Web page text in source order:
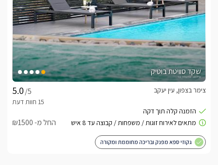
שקד סוויטת בוטיק
/5
צימר בצפון, עין יעקב
החל מ- ₪1500
גקוזי ספא מפנק ובריכה מחוממת ומקורה